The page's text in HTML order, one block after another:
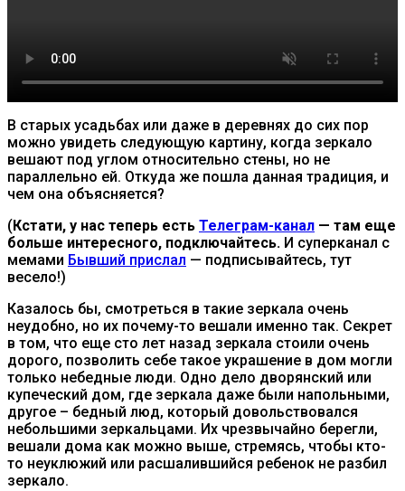
В старых усадьбах или даже в деревнях до сих пор
можно увидеть следующую картину, когда зеркало
вешают под углом относительно стены, но не
параллельно ей. Откуда же пошла данная традиция, и
чем она объясняется?
(Кстати, у нас теперь есть Телеграм-канал — там еще
больше интересного, подключайтесь. И суперканал с
мемами Бывший прислал — подписывайтесь, тут
весело!)
Казалось бы, смотреться в такие зеркала очень
неудобно, но их почему-то вешали именно так. Секрет
в том, что еще сто лет назад зеркала стоили очень
дорого, позволить себе такое украшение в дом могли
только небедные люди. Одно дело дворянский или
купеческий дом, где зеркала даже были напольными,
другое – бедный люд, который довольствовался
небольшими зеркальцами. Их чрезвычайно берегли,
вешали дома как можно выше, стремясь, чтобы кто-
то неуклюжий или расшалившийся ребенок не разбил
зеркало.